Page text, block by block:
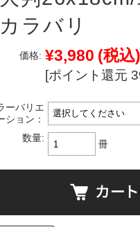
ラバリ
価格: ¥3,980 (税込)
[ポイント還元
ーバリエ
ション：
数量:
冊